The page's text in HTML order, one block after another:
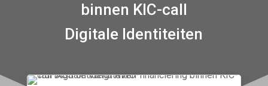
binnen KIC-call
Digitale Identiteiten